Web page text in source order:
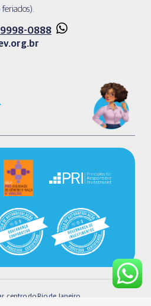
0888
centro do Rio de Janeiro.